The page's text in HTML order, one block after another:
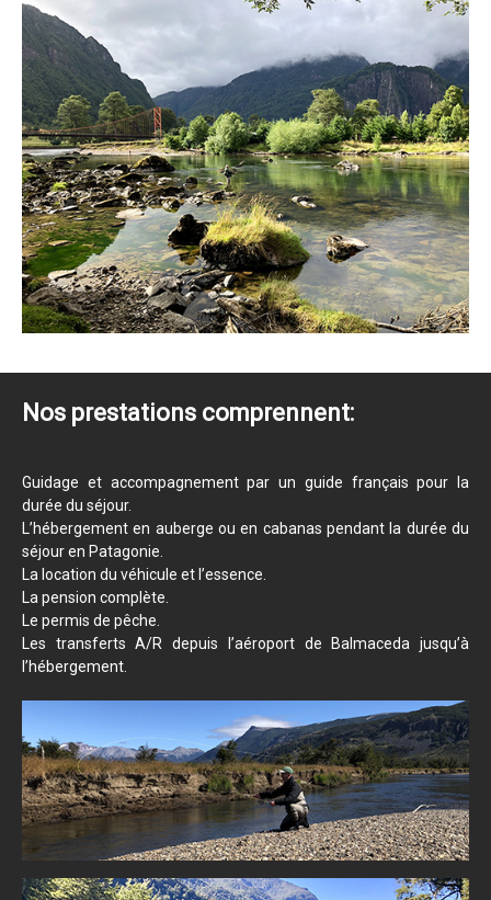
Nos prestations comprennent:
Guidage et accompagnement par un guide français pour la
durée du séjour.
L’hébergement en auberge ou en cabanas pendant la durée du
séjour en Patagonie.
La location du véhicule et l’essence.
La pension complète.
Le permis de pêche.
Les transferts A/R depuis l’aéroport de Balmaceda jusqu’à
l’hébergement.